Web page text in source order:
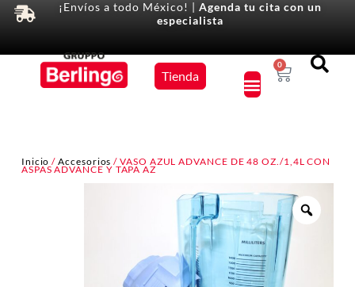
¡Envíos a todo México! | Agenda tu cita con un
especialista
Tienda
0
Inicio /Accesorios / VASO AZUL ADVANCE DE 48 OZ./1,4L CON
ASPAS ADVANCE Y TAPA AZ